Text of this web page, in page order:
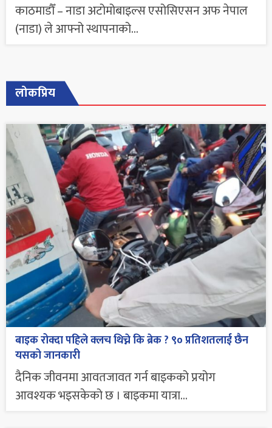
काठमाडौँ – नाडा अटोमोबाइल्स एसोसिएसन अफ नेपाल
(नाडा) ले आफ्नो स्थापनाको...
लोकप्रिय
बाइक रोक्दा पहिले क्लच थिच्ने कि ब्रेक ? ९० प्रतिशतलाई छैन
यसको जानकारी
दैनिक जीवनमा आवतजावत गर्न बाइकको प्रयोग
आवश्यक भइसकेको छ । बाइकमा यात्रा...